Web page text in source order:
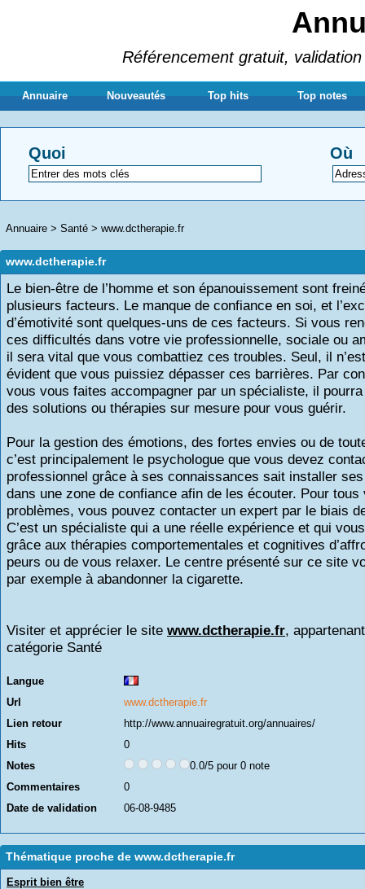
Référencement gratuit,
Annuaire Nouveautés Top hits Top notes
Quoi Où
Annuaire > Santé > www.dctherapie.fr
www.dctherapie.fr
Le bien-être de l’homme et son épanouissement sont
plusieurs facteurs. Le manque de confiance en soi, et
d’émotivité sont quelques-uns de ces facteurs. Si vous
ces difficultés dans votre vie professionnelle, sociale ou
il sera vital que vous combattiez ces troubles. Seul, il
évident que vous puissiez dépasser ces barrières. Par
vous vous faites accompagner par un spécialiste, il
des solutions ou thérapies sur mesure pour vous guérir.
Pour la gestion des émotions, des fortes envies ou de
c’est principalement le psychologue que vous devez
professionnel grâce à ses connaissances sait installer
dans une zone de confiance afin de les écouter. Pour tous
problèmes, vous pouvez contacter un expert par le biais
C’est un spécialiste qui a une réelle expérience et qui
grâce aux thérapies comportementales et cognitives
peurs ou de vous relaxer. Le centre présenté sur ce site
par exemple à abandonner la cigarette.
Visiter et apprécier le site www.dctherapie.fr,
catégorie Santé
Langue
Url
www.dctherapie.fr
Lien retour
http://www.annuairegratuit.org/annuaires/
Hits
0
Notes
0.0/5 pour 0 note
Commentaires
0
Date de validation
06-08-9485
Thématique proche de www.dctherapie.fr
Esprit bien être